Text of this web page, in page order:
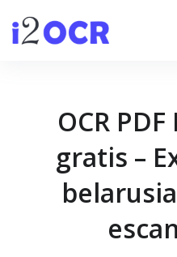
OCR
gratis –